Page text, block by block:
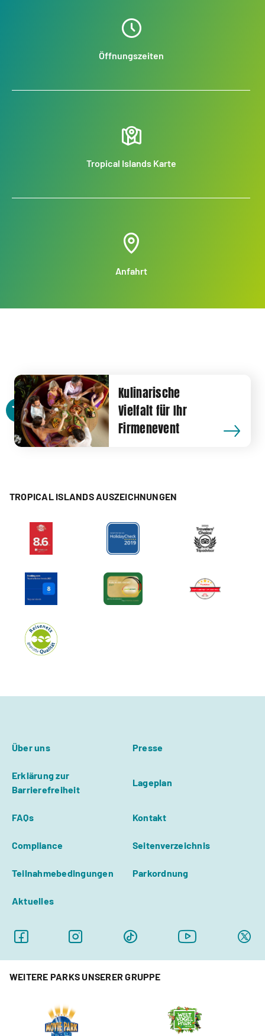
Öffnungszeiten
Tropical Islands Karte
Anfahrt
Kulinarische
Vielfalt für Ihr
Firmenevent
TROPICAL ISLANDS AUSZEICHNUNGEN
Über uns Presse
Erklärung zur
Barrierefreiheit
Lageplan
FAQs Kontakt
Compliance Seitenverzeichnis
Teilnahmebedingungen Parkordnung
Aktuelles
WEITERE PARKS UNSERER GRUPPE